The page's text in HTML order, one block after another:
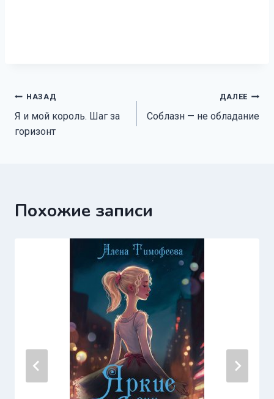
Навигация
по
НАЗАД
Я и мой король. Шаг за
горизонт
ДАЛЕЕ
Соблазн — не обладание
Похожие записи